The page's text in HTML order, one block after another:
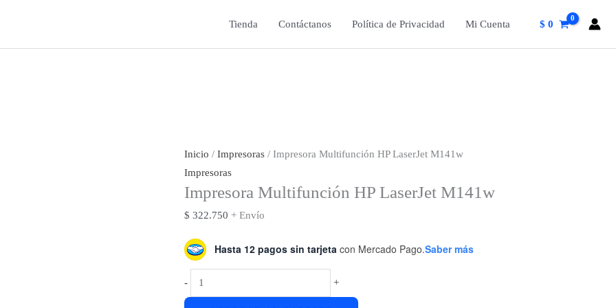
Tienda Contáctanos Política de Privacidad Mi Cuenta $ 0
Inicio / Impresoras / Impresora Multifunción HP LaserJet M141w
Impresoras
Impresora Multifunción HP LaserJet M141w
$ 322.750 + Envío
Hasta 12 pagos sin tarjeta con Mercado Pago.Saber más
-
Impresora
Multifunción
+